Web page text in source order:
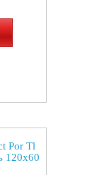
Por Tl
120x60